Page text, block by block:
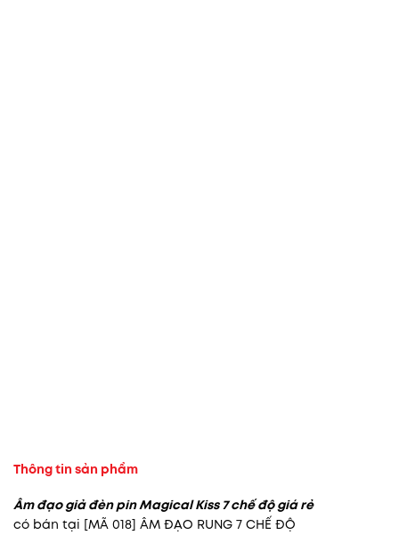
Thông tin sản phẩm
Âm đạo giả đèn pin Magical Kiss 7 chế độ giá rẻ
có bán tại [MÃ 018] ÂM ĐẠO RUNG 7 CHẾ ĐỘ